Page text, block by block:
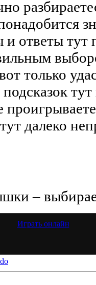
и ответы
только
далеко
–
Играть онлайн